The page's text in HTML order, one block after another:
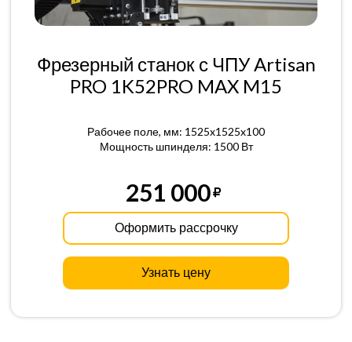
Фрезерный станок с ЧПУ Artisan
PRO 1K52PRO MAX M15
Рабочее поле, мм: 1525x1525x100
Мощность шпинделя: 1500 Вт
251 000
Оформить рассрочку
Узнать цену